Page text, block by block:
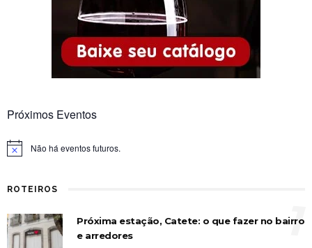
Próximos Eventos
Notice Não há eventos futuros.
ROTEIROS
Próxima estação, Catete: o que fazer no bairro
e arredores
1